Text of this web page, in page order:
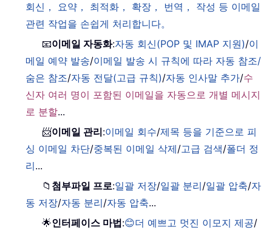
회신， 요약， 최적화， 확장， 번역， 작성 등 이메일
관련 작업을 손쉽게 처리합니다。
📧이메일 자동화:자동 회신(POP 및 IMAP 지원)/이
메일 예약 발송/이메일 발송 시 규칙에 따라 자동 참조/
숨은 참조/자동 전달(고급 규칙)/자동 인사말 추가/수
신자 여러 명이 포함된 이메일을 자동으로 개별 메시지
로 분할...
📨이메일 관리:이메일 회수/제목 등을 기준으로 피
싱 이메일 차단/중복된 이메일 삭제/고급 검색/폴더 정
리...
📁 첨부파일 프로:일괄 저장/일괄 분리/일괄 압축/자
동 저장/자동 분리/자동 압축...
🌟인터페이스 마법:😊더 예쁘고 멋진 이모지 제공/